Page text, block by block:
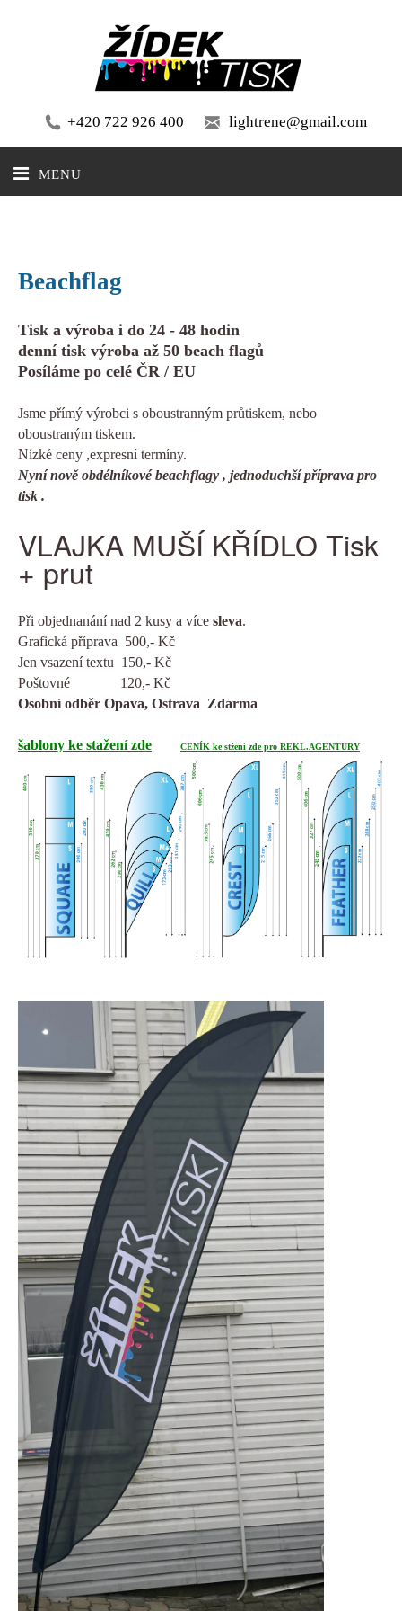
+420 722 926 400 lightrene@gmail.com
MENU
Beachflag
Tisk a výroba i do 24 - 48 hodin
denní tisk výroba až 50 beach flagů
Posíláme po celé ČR / EU
Jsme přímý výrobci s oboustranným průtiskem, nebo
oboustraným tiskem.
Nízké ceny ,expresní termíny.
Nyní nově obdélníkové beachflagy , jednoduchší příprava pro
tisk .
VLAJKA MUŠÍ KŘÍDLO Tisk
+ prut
Při objednanání nad 2 kusy a více sleva.
Grafická příprava 500,- Kč
Jen vsazení textu 150,- Kč
Poštovné 120,- Kč
Osobní odběr Opava, Ostrava Zdarma
šablony ke stažení zde CENÍK ke stžení zde pro REKL.AGENTURY